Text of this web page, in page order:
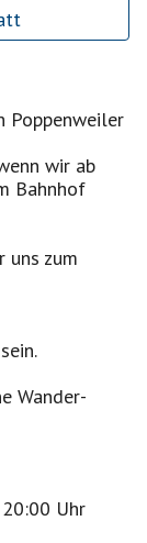
Poppenweiler
wir ab
Bahnhof
uns zum
Wander-
Uhr